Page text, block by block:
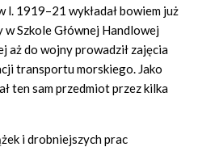
l. 1919–21 wykładał bowiem już
Szkole Głównej Handlowej
aż do wojny prowadził zajęcia
transportu morskiego. Jako
ten sam przedmiot przez kilka
i drobniejszych prac